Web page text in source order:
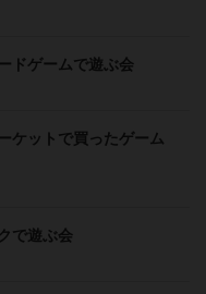
ドゲームで遊ぶ会
ケットで買ったゲーム
で遊ぶ会